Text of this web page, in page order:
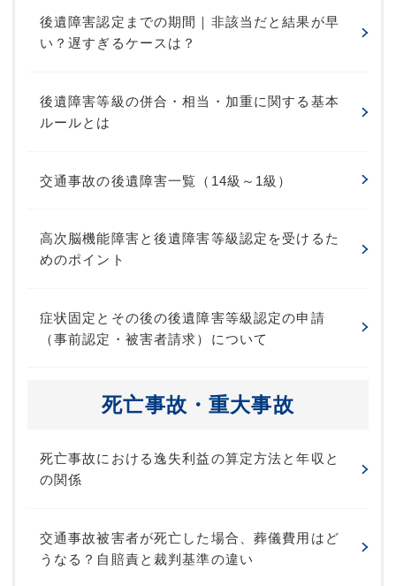
後遺障害認定までの期間｜非該当だと結果が早
い？遅すぎるケースは？
後遺障害等級の併合・相当・加重に関する基本
ルールとは
交通事故の後遺障害一覧（14級～1級）
高次脳機能障害と後遺障害等級認定を受けるた
めのポイント
症状固定とその後の後遺障害等級認定の申請
（事前認定・被害者請求）について
死亡事故・重大事故
死亡事故における逸失利益の算定方法と年収と
の関係
交通事故被害者が死亡した場合、葬儀費用はど
うなる？自賠責と裁判基準の違い